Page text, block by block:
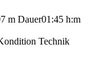
m Dauer01:45 h:m
Technik